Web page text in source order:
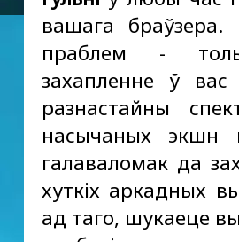
вашага браўзера.
праблем -
захапленне ў
разнастайны
насычаных экшн
галаваломак да
хуткіх аркадных
ад таго, шукаеце